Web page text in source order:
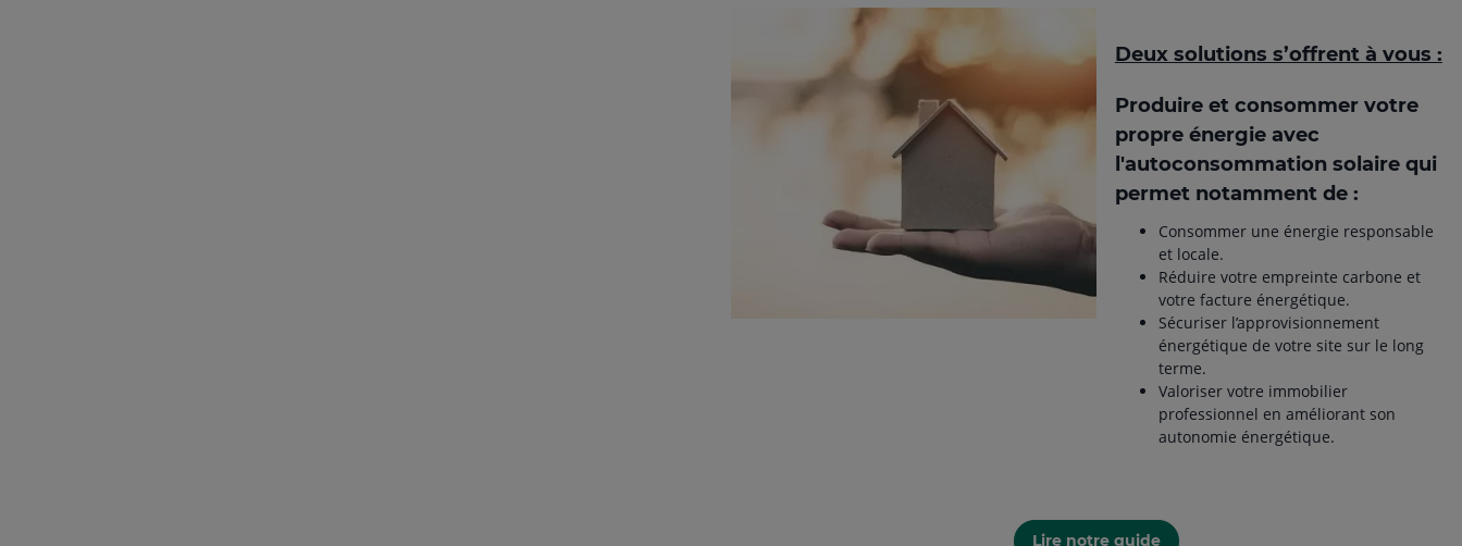
Deux solutions s’offrent à vous :
Produire et consommer votre
propre énergie avec
l'autoconsommation solaire qui
permet notamment de :
Consommer une énergie responsable
et locale.
Réduire votre empreinte carbone et
votre facture énergétique.
Sécuriser l’approvisionnement
énergétique de votre site sur le long
terme.
Valoriser votre immobilier
professionnel en améliorant son
autonomie énergétique.
Lire notre guide